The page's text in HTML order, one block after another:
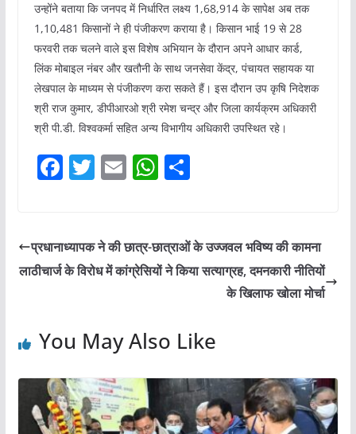
उन्होंने बताया कि जनपद में निर्धारित लक्ष्य 1,68,914 के सापेक्ष अब तक
1,10,481 किसानों ने ही पंजीकरण कराया है। किसान भाई 19 से 28
फरवरी तक चलने वाले इस विशेष अभियान के दौरान अपने आधार कार्ड,
लिंक मोबाइल नंबर और खतौनी के साथ जनसेवा केंद्र, पंचायत सहायक या
लेखपाल के माध्यम से पंजीकरण करा सकते हैं। इस दौरान उप कृषि निदेशक
श्री राज कुमार, डीपीआरओ श्री रमेश चन्द्र और जिला कार्यक्रम अधिकारी
श्री पी.डी. विश्वकर्मा सहित अन्य विभागीय अधिकारी उपस्थित रहे।
F
e
b
k
T
er
E
l
W
s
A
S
e
प्रधानाध्यापक ने की छात्र-छात्राओं के उज्जवल भविष्य की कामना
लाठीचार्ज के विरोध में कांग्रेसियों ने किया सत्याग्रह, दमनकारी नीतियों
के खिलाफ खोला मोर्चा
You May Also Like